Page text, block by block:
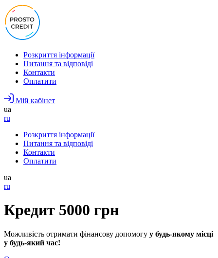
Розкриття інформації
Питання та відповіді
Контакти
Оплатити
Мій кабінет
ua
ru
Розкриття інформації
Питання та відповіді
Контакти
Оплатити
ua
ru
Кредит 5000 грн
Можливість отримати фінансову допомогу у будь-якому місці
у будь-який час!